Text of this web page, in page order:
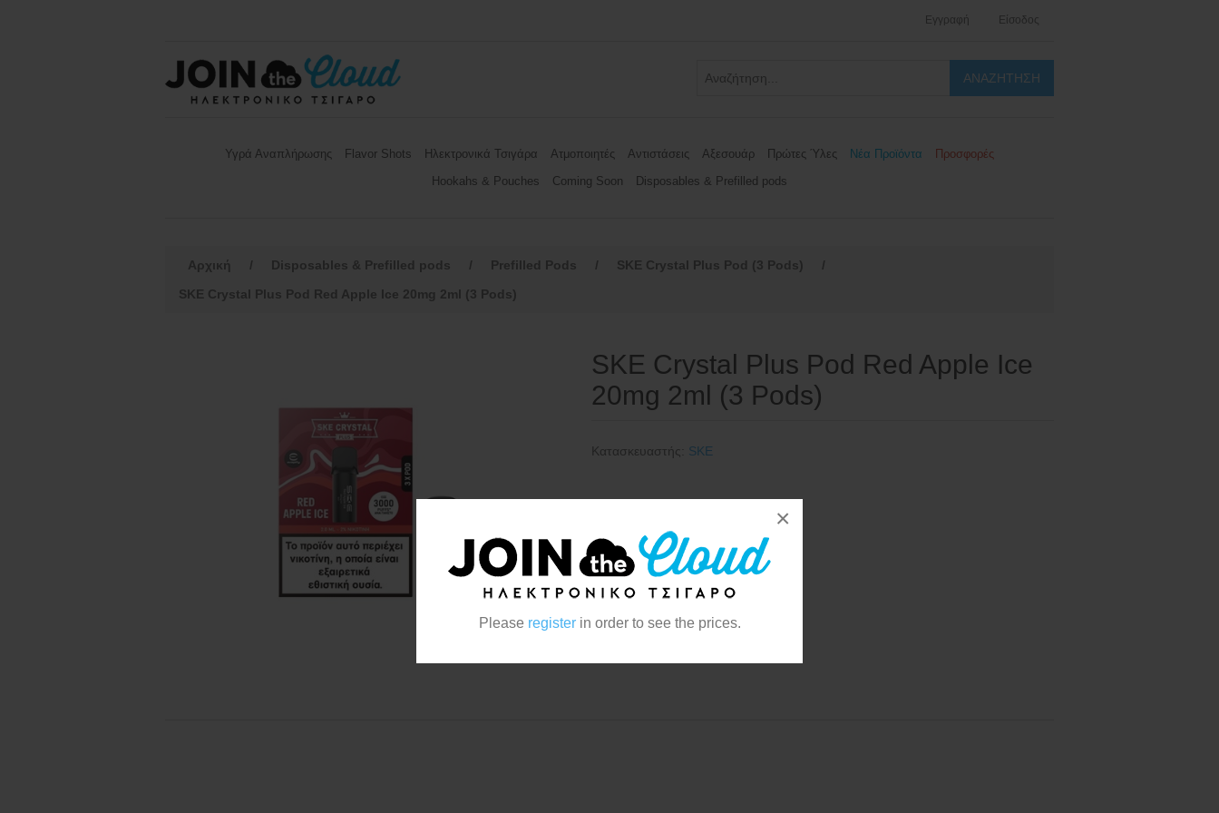
Please registerin order to see the prices.
×
Εγγραφή Είσοδος
Υγρά Αναπλήρωσης Flavor Shots Ηλεκτρονικά Τσιγάρα Ατμοποιητές Αντιστάσεις Αξεσουάρ Πρώτες Ύλες Νέα Προϊόντα
Προσφορές
Hookahs & Pouches
Coming Soon Disposables & Prefilled pods
Αρχική / Disposables & Prefilled pods / Prefilled Pods / SKE Crystal Plus Pod (3 Pods)
/
SKE Crystal Plus Pod Red Apple Ice 20mg 2ml (3 Pods)
SKE Crystal Plus Pod Red Apple Ice
20mg 2ml (3 Pods)
Κατασκευαστής: SKE